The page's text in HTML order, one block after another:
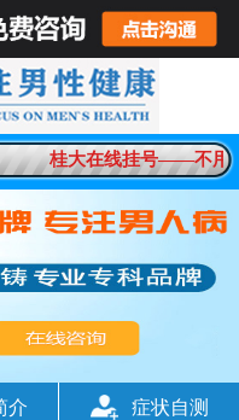
桂大在线挂号——不用
介 症状自测
咨询男科问题